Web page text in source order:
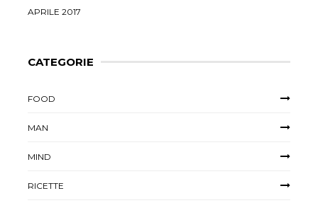
APRILE 2017
CATEGORIE
FOOD
MAN
MIND
RICETTE